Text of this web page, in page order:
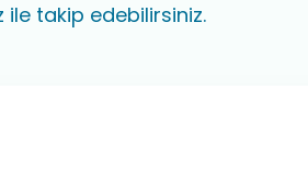
ile takip edebilirsiniz.